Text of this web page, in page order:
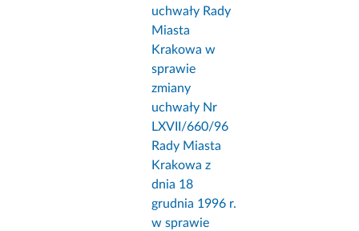
uchwały Rady
Miasta
Krakowa w
sprawie
zmiany
uchwały Nr
LXVII/660/96
Rady Miasta
Krakowa z
dnia 18
grudnia 1996 r.
w sprawie